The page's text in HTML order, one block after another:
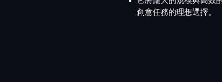
創意任務的理想選擇。